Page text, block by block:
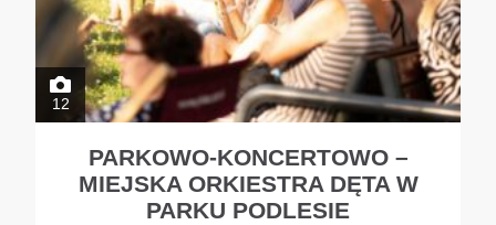
12
PARKOWO-KONCERTOWO –
MIEJSKA ORKIESTRA DĘTA W
PARKU PODLESIE